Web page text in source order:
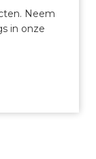
Neem
in onze